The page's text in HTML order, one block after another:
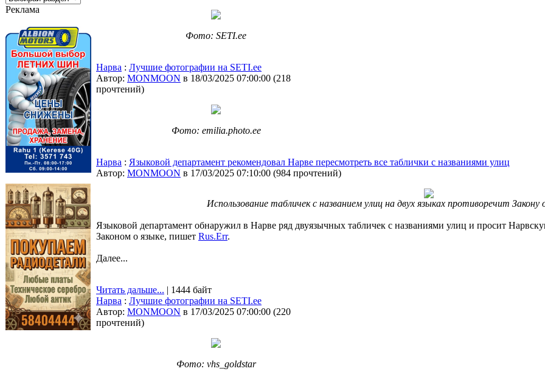
Реклама
Фото: SETI.ee
Нарва : Лучшие фотографии на SETI.ee
Автор: MONMOON в 18/03/2025 07:00:00 (218
прочтений)
Фото: emilia.photo.ee
Нарва : Языковой департамент рекомендовал Нарве пересмотреть все таблички с названиями улиц
Автор: MONMOON в 17/03/2025 07:10:00 (984 прочтений)
Использование табличек с названием улиц на двух языках противоречит
Языковой департамент обнаружил в Нарве ряд двуязычных табличек с названиями улиц и просит
Законом о языке, пишет Rus.Err.
Далее...
Читать дальше... | 1444 байт
Нарва : Лучшие фотографии на SETI.ee
Автор: MONMOON в 17/03/2025 07:00:00 (220
прочтений)
Фото: vhs_goldstar